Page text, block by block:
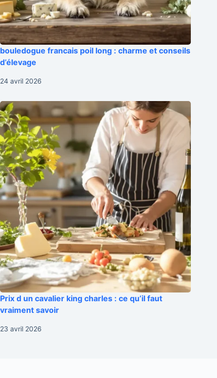
bouledogue francais poil long : charme et conseils
d’élevage
24 avril 2026
Prix d un cavalier king charles : ce qu’il faut
vraiment savoir
23 avril 2026